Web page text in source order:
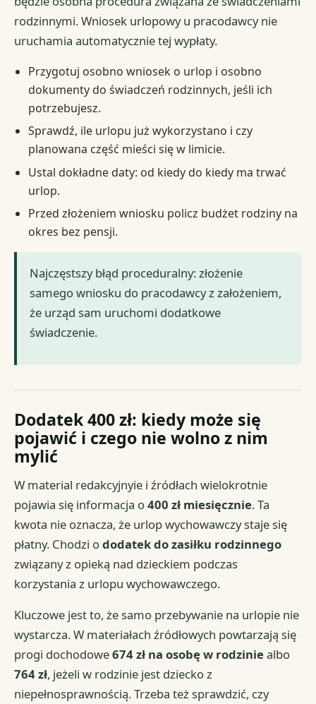
rodzinnymi. Wniosek urlopowy u pracodawcy nie
uruchamia automatycznie tej wypłaty.
Przygotuj osobno wniosek o urlop i osobno
dokumenty do świadczeń rodzinnych, jeśli ich
potrzebujesz.
Sprawdź, ile urlopu już wykorzystano i czy
planowana część mieści się w limicie.
Ustal dokładne daty: od kiedy do kiedy ma trwać
urlop.
Przed złożeniem wniosku policz budżet rodziny na
okres bez pensji.
Najczęstszy błąd proceduralny: złożenie
samego wniosku do pracodawcy z założeniem,
że urząd sam uruchomi dodatkowe
świadczenie.
Dodatek 400 zł: kiedy może się
pojawić i czego nie wolno z nim
mylić
W material redakcyjnyie i źródłach wielokrotnie
pojawia się informacja o400 zł miesięcznie. Ta
kwota nie oznacza, że urlop wychowawczy staje się
płatny. Chodzi ododatek do zasiłku rodzinnego
związany z opieką nad dzieckiem podczas
korzystania z urlopu wychowawczego.
Kluczowe jest to, że samo przebywanie na urlopie nie
wystarcza. W materiałach źródłowych powtarzają się
progi dochodowe674 zł na osobę w rodzinie albo
764 zł, jeżeli w rodzinie jest dziecko z
niepełnosprawnością. Trzeba też sprawdzić, czy